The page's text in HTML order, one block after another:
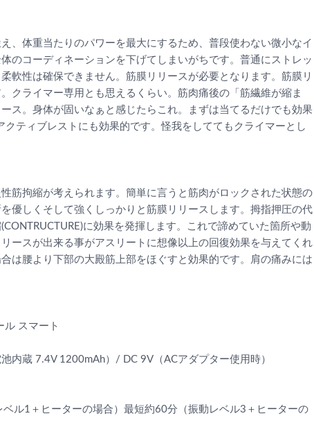
、体重当たりのパワーを最大にするため、普段使わない微小なイ
のコーディネーションを下げてしまいがちです。普通にストレッ
軟性は確保できません。筋膜リリースが必要となります。筋膜リ
クライマー専用とも思えるくらい。筋肉痛後の「筋繊維が縮ま
ス。身体が固いなぁと感じたらこれ。まずは当てるだけでも効果
ティブレストにも効果的です。怪我をしててもクライマーとし
筋拘縮が考えられます。簡単に言うと筋肉がロックされた状態の
優しくそして強くしっかりと筋膜リリースします。拇指押圧の代
に効果を発揮します。これで諦めていた箇所や動
ースが出来る事がアスリートに想像以上の回復効果を与えてくれ
は腰より下部の大殿筋上部をほぐすと効果的です。肩の痛みには
ル スマート
内蔵 7.4V 1200mAh）/ DC 9V（ACアダプター使用時）
ル1＋ヒーターの場合）最短約60分（振動レベル3＋ヒーターの